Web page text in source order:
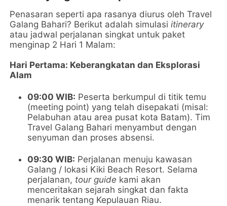
Penasaran seperti apa rasanya diurus oleh Travel
Galang Bahari? Berikut adalah simulasiitinerary
atau jadwal perjalanan singkat untuk paket
menginap 2 Hari 1 Malam:
Hari Pertama: Keberangkatan dan Eksplorasi
Alam
09:00 WIB: Peserta berkumpul di titik temu
(meeting point) yang telah disepakati (misal:
Pelabuhan atau area pusat kota Batam). Tim
Travel Galang Bahari menyambut dengan
senyuman dan proses absensi.
09:30 WIB: Perjalanan menuju kawasan
Galang / lokasi Kiki Beach Resort. Selama
perjalanan, tour guide kami akan
menceritakan sejarah singkat dan fakta
menarik tentang Kepulauan Riau.